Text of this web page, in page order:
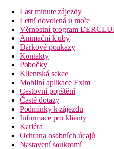
Last minute zájezdy
Letní dovolená u moře
Věrnostní program
Animační kluby
Dárkové poukazy
Kontakty
Pobočky
Klientská sekce
Mobilní aplikace Exim
Cestovní pojištění
Časté dotazy
Podmínky k zájezdu
Informace pro klienty
Kariéra
Ochrana osobních údajů
Nastavení soukromí